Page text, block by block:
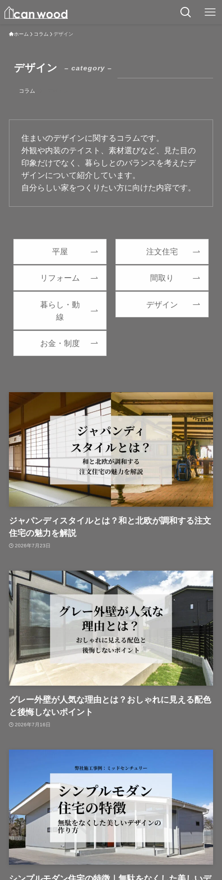
ホーム コラム デザイン
デザイン – category –
コラム
住まいのデザインに関するコラムです。
外観や内装のテイスト、素材選びなど、見た目の
印象だけでなく、暮らしとのバランスを考えたデ
ザインについて紹介しています。
自分らしい家をつくりたい方に向けた内容です。
平屋 注文住宅
リフォーム 間取り
暮らし・動
線
デザイン
お金・制度
ジャパンディスタイルとは？和と北欧が調和する注文
住宅の魅力を解説
2026年7月23日
グレー外壁が人気な理由とは？おしゃれに見える配色
と後悔しないポイント
2026年7月16日